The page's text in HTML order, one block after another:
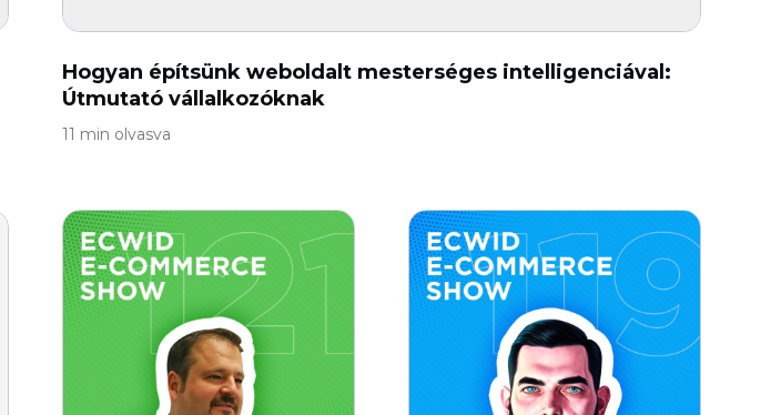
Hogyan építsünk weboldalt mesterséges intelligenciával:
Útmutató vállalkozóknak
11 min olvasva